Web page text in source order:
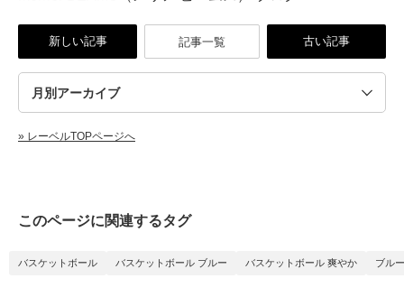
新しい記事 記事一覧 古い記事
» レーベルTOPページへ
このページに関連するタグ
バスケットボール バスケットボール ブルー バスケットボール 爽やか ブルー